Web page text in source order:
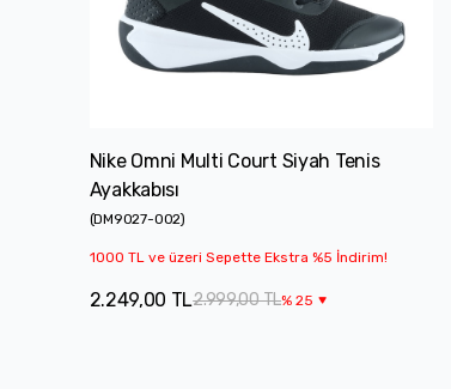
Nike Omni Multi Court Siyah Tenis
Ayakkabısı
(DM9027-002)
1000 TL ve üzeri Sepette Ekstra %5 İndirim!
2.999,00 TL%25
2.249,00 TL